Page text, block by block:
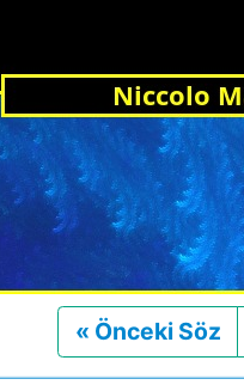
« Önceki Söz